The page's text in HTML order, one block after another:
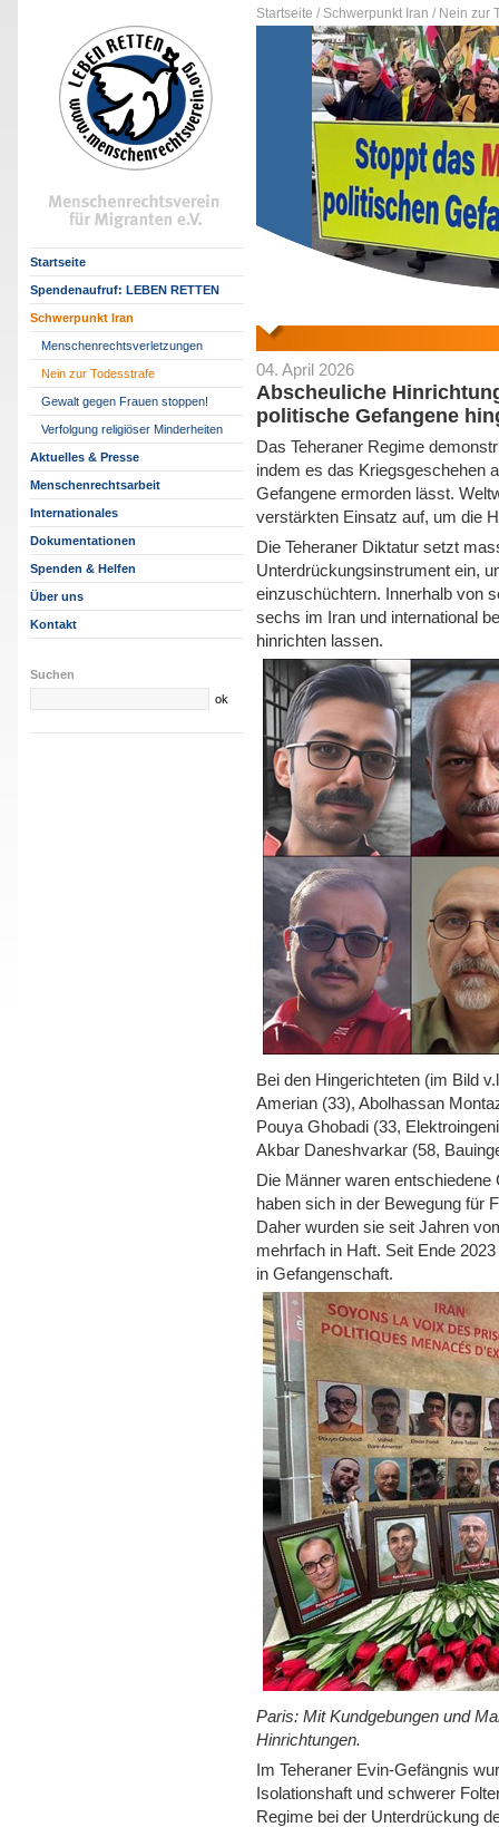
Startseite / Schwerpunkt Iran / Nein zur
Startseite
Spendenaufruf: LEBEN RETTEN
Schwerpunkt Iran
Menschenrechtsverletzungen
Nein zur Todesstrafe
Gewalt gegen Frauen stoppen!
Verfolgung religiöser Minderheiten
Aktuelles & Presse
Menschenrechtsarbeit
Internationales
Dokumentationen
Spenden & Helfen
Über uns
Kontakt
Suchen
04. April 2026
Abscheuliche
politische Gefangene
Das Teheraner Regime
indem es das Kriegsgeschehen
Gefangene ermorden lässt.
verstärkten Einsatz auf, um die
Die Teheraner Diktatur setzt
Unterdrückungsinstrument ein,
einzuschüchtern. Innerhalb von
sechs im Iran und international
hinrichten lassen.
Bei den Hingerichteten (im Bild
Amerian (33), Abolhassan
Pouya Ghobadi (33,
Akbar Daneshvarkar (58,
Die Männer waren
haben sich in der Bewegung für
Daher wurden sie seit Jahren
mehrfach in Haft. Seit Ende
in Gefangenschaft.
Paris: Mit Kundgebungen und
Hinrichtungen.
Im Teheraner Evin-Gefängnis
Isolationshaft und schwerer
Regime bei der Unterdrückung